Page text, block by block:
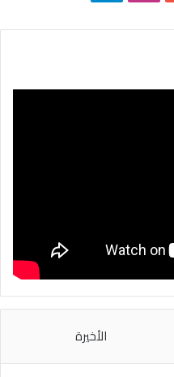
الأخيرة